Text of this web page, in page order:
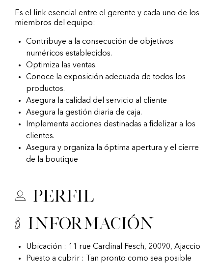
Es el link esencial entre el gerente y cada uno de los
miembros del equipo:
Contribuye a la consecución de objetivos
numéricos establecidos.
Optimiza las ventas.
Conoce la exposición adecuada de todos los
productos.
Asegura la calidad del servicio al cliente
Asegura la gestión diaria de caja.
Implementa acciones destinadas a fidelizar a los
clientes.
Asegura y organiza la óptima apertura y el cierre
de la boutique
Perfil
Información
Ubicación : 11 rue Cardinal Fesch, 20090, Ajaccio
Puesto a cubrir : Tan pronto como sea posible